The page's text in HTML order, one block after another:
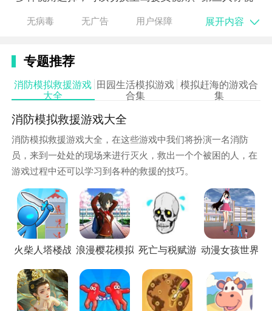
角等，享受不同的视觉体验。
等，满足不同玩家的驾驶风格。
游戏体验
玩家成为赛道上的霸主。
2、拥有逼真的驾驶环境，包括天气变化、路况等，让
玩家感受真实驾驶的挑战。
3、游戏玩法多样，可以自由探索开放的全新世界，发
现隐藏的任务和惊喜。
4、独立操作系统，流畅的操作体验，让玩家更好地掌
控汽车，并享受真实的驾驶感觉。
游戏说明
1)遵守交通规则，在游戏中学习和应用交通法规，获得
无病毒 无广告 用户保障 展开内容
专题推荐
消防模拟救援游戏
大全
田园生活模拟游戏
合集
模拟赶海的游戏合
集
消防模拟救援游戏大全
消防模拟救援游戏大全，在这些游戏中我们将扮演一名消防
员，来到一处处的现场来进行灭火，救出一个个被困的人，在
游戏过程中还可以学习到各种的救援的技巧。
火柴人塔楼战争app浪漫樱花模拟器app死亡与税赋游戏动漫女孩世界